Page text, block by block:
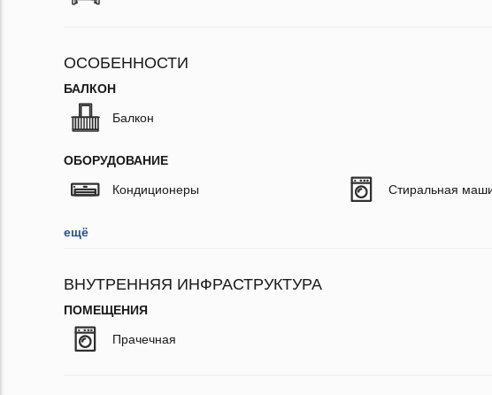
ОСОБЕННОСТИ
БАЛКОН
Балкон
ОБОРУДОВАНИЕ
Кондиционеры Стиральная
ещё
ВНУТРЕННЯЯ ИНФРАСТРУКТУРА
ПОМЕЩЕНИЯ
Прачечная